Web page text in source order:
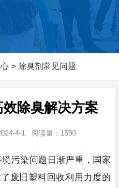
> 除臭剂常见问题
除臭解决方案
4-1 阅读量： 1590
染问题日渐严重，国家
废旧塑料回收利用力度的